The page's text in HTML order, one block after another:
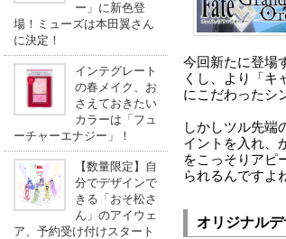
ー」に新色登
場！ミューズは本田翼さん
に決定！
インテグレート
の春メイク、お
さえておきたい
カラーは「フュ
ーチャーエナジー」！
【数量限定】自
分でデザインで
きる「おそ松さ
ん」のアイウェ
ア、予約受け付けスタート
今回新たに登場
くし、より「キ
にこだわったシ
しかしツル先端
イントを入れ、
をこっそりアピ
られるんですよ
オリジナルデ